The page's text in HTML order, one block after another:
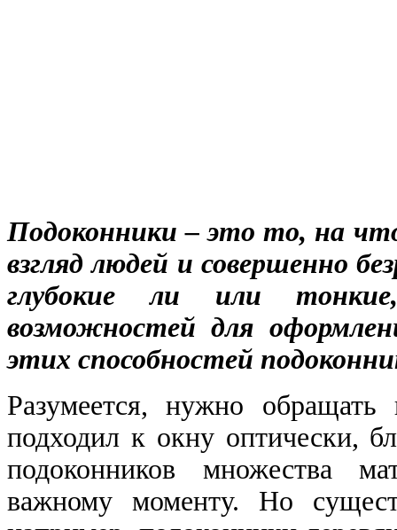
Подоконники – это то, на
взгляд людей и совершенно
глубокие ли или
возможностей для
этих способностей
Разумеется, нужно
подходил к окну оптически,
подоконников множества
важному моменту. Но